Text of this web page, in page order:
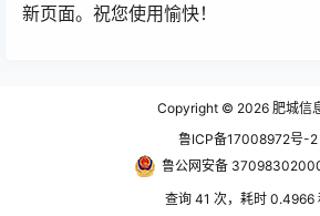
新页面。祝您使用愉快！
Copyright © 2026 肥城信
鲁ICP备17008972号-2
鲁公网安备
查询 41 次，耗时 0.4966